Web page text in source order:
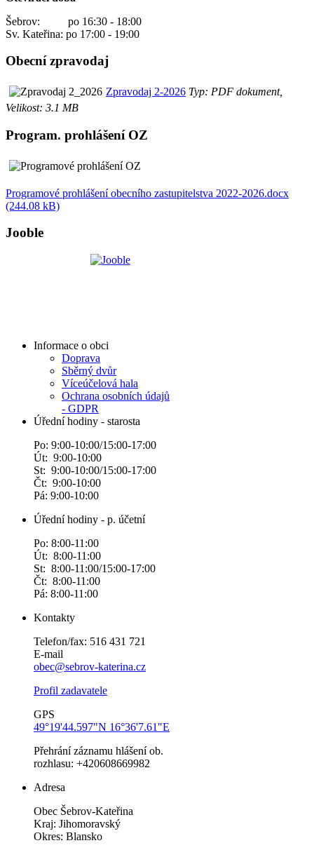
Šebrov: po 16:30 - 18:00
Sv. Kateřina: po 17:00 - 19:00
Obecní zpravodaj
Zpravodaj 2-2026 Typ: PDF dokument,
Velikost: 3.1 MB
Program. prohlášení OZ
Programové prohlášení obecního zastupitelstva 2022-2026.docx
(244.08 kB)
Jooble
Informace o obci
Doprava
Sběrný dvůr
Víceúčelová hala
Ochrana osobních údajů
- GDPR
Úřední hodiny - starosta
Po: 9:00-10:00/15:00-17:00
Út: 9:00-10:00
St: 9:00-10:00/15:00-17:00
Čt: 9:00-10:00
Pá: 9:00-10:00
Úřední hodiny - p. účetní
Po: 8:00-11:00
Út: 8:00-11:00
St: 8:00-11:00/15:00-17:00
Čt: 8:00-11:00
Pá: 8:00-11:00
Kontakty
Telefon/fax: 516 431 721
E-mail
obec@sebrov-katerina.cz
Profil zadavatele
GPS
49°19'44.597"N 16°36'7.61"E
Přehrání záznamu hlášení ob.
rozhlasu: +420608669982
Adresa
Obec Šebrov-Kateřina
Kraj: Jihomoravský
Okres: Blansko